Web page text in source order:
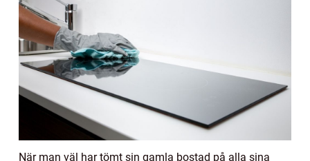
När man väl har tömt sin gamla bostad på alla sina